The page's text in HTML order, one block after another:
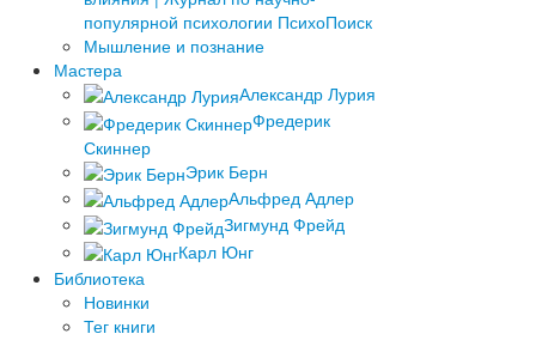
популярной психологии ПсихоПоиск
Мышление и познание
Мастера
Александр Лурия
Фредерик
Скиннер
Эрик Берн
Альфред Адлер
Зигмунд Фрейд
Карл Юнг
Библиотека
Новинки
Тег книги